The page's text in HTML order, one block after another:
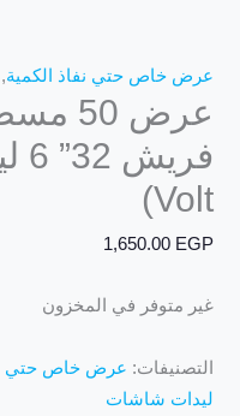
عرض خاص حتي نفاذ الكمية,
عرض
Volt)
1,650.00 EGP
غير متوفر في المخزون
التصنيفات: عرض خاص حتي
ليدات شاشات